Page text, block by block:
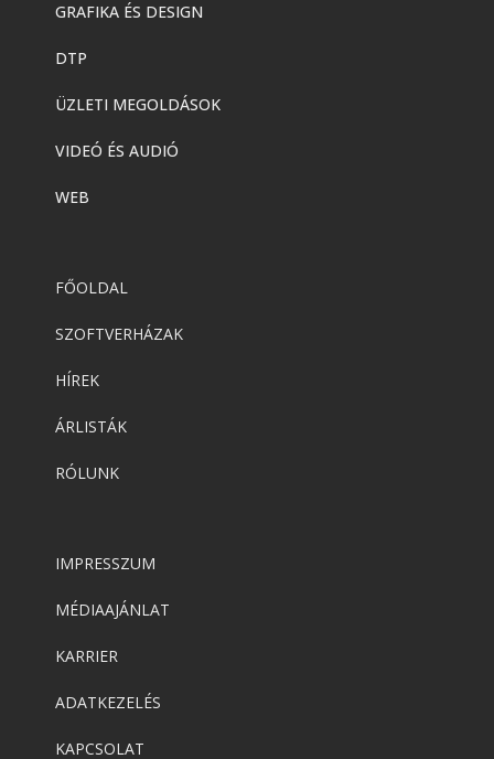
GRAFIKA ÉS DESIGN
DTP
ÜZLETI MEGOLDÁSOK
VIDEÓ ÉS AUDIÓ
WEB
FŐOLDAL
SZOFTVERHÁZAK
HÍREK
ÁRLISTÁK
RÓLUNK
IMPRESSZUM
MÉDIAAJÁNLAT
KARRIER
ADATKEZELÉS
KAPCSOLAT